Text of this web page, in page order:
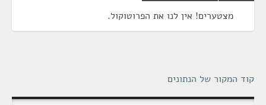
מצטערים! אין לנו את הפרוטוקול.
קוד המקור של הנתונים